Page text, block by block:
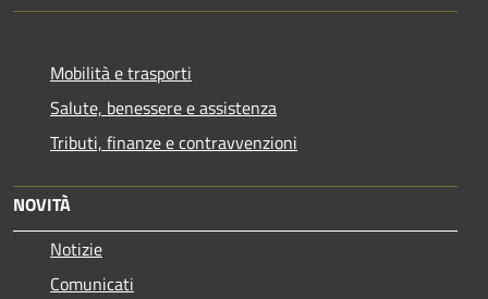
Mobilità e trasporti
Salute, benessere e assistenza
Tributi, finanze e contravvenzioni
NOVITÀ
Notizie
Comunicati